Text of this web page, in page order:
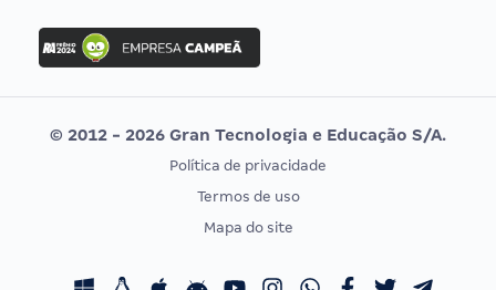
Concurso Ibama
Concurso MPU
Editais publicados
Vunesp
CONCURSOS POR PROFISSÃO
Concursos Fiscais
EXAME DE ORDEM
Calendário OAB
© 2012 - 2026 Gran Tecnologia e Educação S/A.
Política de privacidade
Termos de uso
Mapa do site